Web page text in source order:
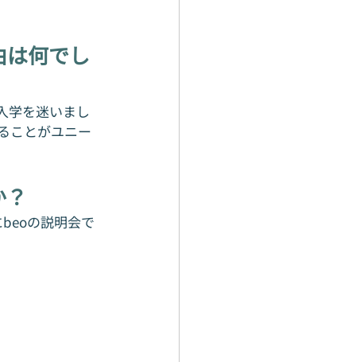
何でし
学を迷いまし
ことがユニー
の説明会で